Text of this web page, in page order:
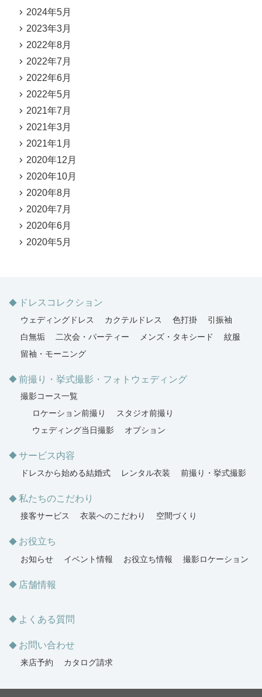
2024年5月
2023年3月
2022年8月
2022年7月
2022年6月
2022年5月
2021年7月
2021年3月
2021年1月
2020年12月
2020年10月
2020年8月
2020年7月
2020年6月
2020年5月
ドレスコレクション
ウェディングドレス カクテルドレス 色打掛
引振袖
白無垢
二次会・パーティー メンズ・タキシード
紋服
留袖・モーニング
前撮り・挙式撮影・フォトウェディング
撮影コース一覧
ロケーション前撮り
スタジオ前撮り
ウェディング当日撮影
オプション
サービス内容
ドレスから始める結婚式 レンタル衣装 前撮り・挙式撮影
私たちのこだわり
接客サービス 衣装へのこだわり 空間づくり
お役立ち
お知らせ イベント情報 お役立ち情報 撮影ロケーション
店舗情報
よくある質問
お問い合わせ
来店予約 カタログ請求